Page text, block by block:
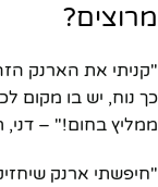
מרוצים?
"קניתי את הארנק
כך נוח, יש בו מקום
ממליץ בחום!" – דני,
"חיפשתי ארנק